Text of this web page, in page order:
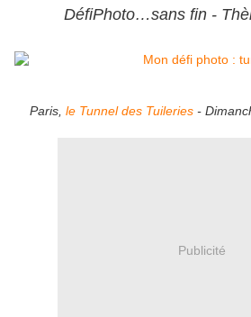
DéfiPhoto…sans fin -
Paris, le Tunnel des Tuileries -
Publicité